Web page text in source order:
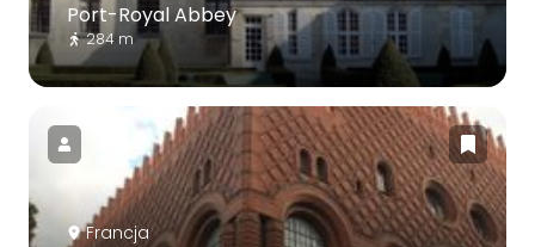
Port-Royal Abbey
284 m
Francja